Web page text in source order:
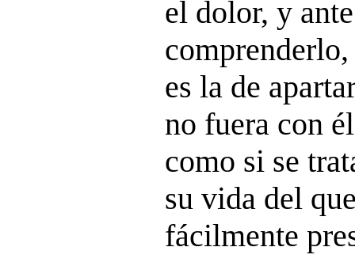
el dolor, y
es la de
no fuera con
como si se
su vida del
fácilmente